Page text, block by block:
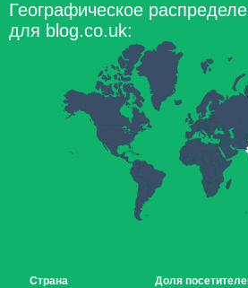
Географическое
для blog.co.uk:
Страна Доля